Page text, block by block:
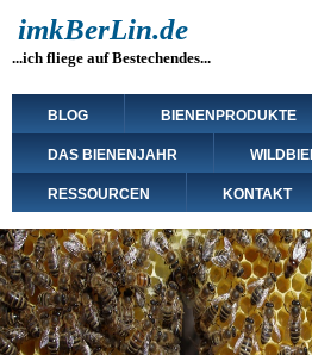
zum
Inhalt
imkBerLin.de
...ich fliege auf Bestechendes...
Main
navigation
BLOG BIENENPRODUKTE
DAS BIENENJAHR
RESSOURCEN KONTAKT